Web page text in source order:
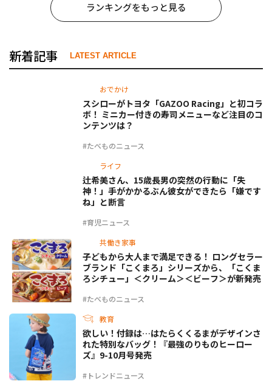
ランキングをもっと見る
新着記事 LATEST ARTICLE
おでかけ
#たべものニュース
スシローがトヨタ「GAZOO Racing」と初コラ
ボ！ ミニカー付きの寿司メニューなど注目のコ
ンテンツは？
ライフ
#育児ニュース
辻希美さん、15歳長男の突然の行動に「失
神！」手がかかるぶん彼女ができたら「嫌です
ね」と断言
共働き家事
#たべものニュース
子どもから大人まで満足できる！ ロングセラー
ブランド「こくまろ」シリーズから、「こくま
ろシチュー」＜クリーム＞＜ビーフ＞が新発売
教育
#トレンドニュース
欲しい！付録は…はたらくくるまがデザインさ
れた特別なバッグ！『最強のりものヒーロー
ズ』9-10月号発売